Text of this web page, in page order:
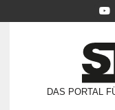
DAS PORTAL